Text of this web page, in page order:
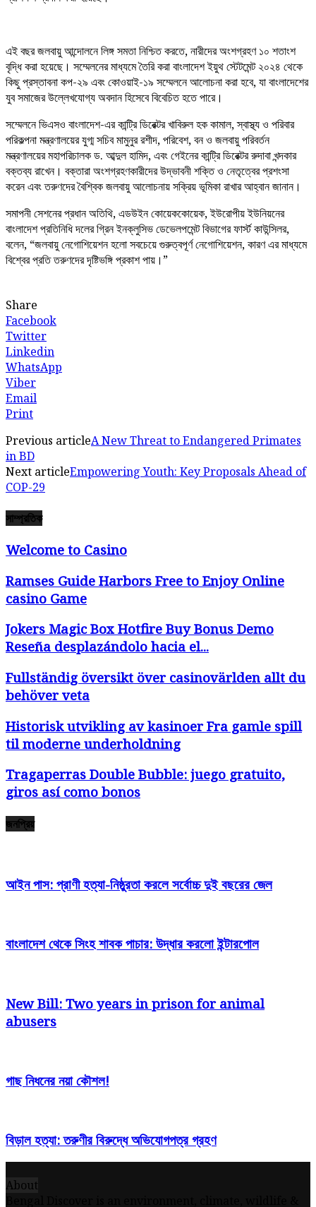
এই বছর জলবায়ু আন্দোলনে লিঙ্গ সমতা নিশ্চিত করতে, নারীদের অংশগ্রহণ ১০ শতাংশ
বৃদ্ধি করা হয়েছে। সম্মেলনের মাধ্যমে তৈরি করা বাংলাদেশ ইয়ুথ স্টেটমেন্ট ২০২৪ থেকে
কিছু প্রস্তাবনা কপ-২৯ এবং কোওয়াই-১৯ সম্মেলনে আলোচনা করা হবে, যা বাংলাদেশের
যুব সমাজের উল্লেখযোগ্য অবদান হিসেবে বিবেচিত হতে পারে।
সম্মেলনে ভিএসও বাংলাদেশ-এর কান্ট্রি ডিরেক্টর খাবিরুল হক কামাল, স্বাস্থ্য ও পরিবার
পরিকল্পনা মন্ত্রণালয়ের যুগ্ম সচিব মামুনুর রশীদ, পরিবেশ, বন ও জলবায়ু পরিবর্তন
মন্ত্রণালয়ের মহাপরিচালক ড. আব্দুল হামিদ, এবং গেইনের কান্ট্রি ডিরেক্টর রুদাবা খন্দকার
বক্তব্য রাখেন। বক্তারা অংশগ্রহণকারীদের উদ্ভাবনী শক্তি ও নেতৃত্বের প্রশংসা
করেন এবং তরুণদের বৈশ্বিক জলবায়ু আলোচনায় সক্রিয় ভূমিকা রাখার আহ্বান জানান।
সমাপনী সেশনের প্রধান অতিথি, এডউইন কোয়েককোয়েক, ইউরোপীয় ইউনিয়নের
বাংলাদেশ প্রতিনিধি দলের গ্রিন ইনক্লুসিভ ডেভেলপমেন্ট বিভাগের ফার্স্ট কাউন্সিলর,
বলেন, “জলবায়ু নেগোশিয়েশন হলো সবচেয়ে গুরুত্বপূর্ণ নেগোশিয়েশন, কারণ এর মাধ্যমে
বিশ্বের প্রতি তরুণদের দৃষ্টিভঙ্গি প্রকাশ পায়।”
Share
Facebook
Twitter
Linkedin
WhatsApp
Viber
Email
Print
Previous articleA New Threat to Endangered Primates
in BD
Next articleEmpowering Youth: Key Proposals Ahead of
COP-29
সাম্প্রতিক
Welcome to Casino
Ramses Guide Harbors Free to Enjoy Online
casino Game
Jokers Magic Box Hotfire Buy Bonus Demo
Reseña desplazándolo hacia el...
Fullständig översikt över casinovärlden allt du
behöver veta
Historisk utvikling av kasinoer Fra gamle spill
til moderne underholdning
Tragaperras Double Bubble: juego gratuito,
giros así­ como bonos
জনপ্রিয়
আইন পাস: প্রাণী হত্যা-নিষ্ঠুরতা করলে সর্বোচ্চ দুই বছরের জেল
বাংলাদেশ থেকে সিংহ শাবক পাচার: উদ্ধার করলো ইন্টারপোল
New Bill: Two years in prison for animal
abusers
গাছ নিধনের নয়া কৌশল!
বিড়াল হত্যা: তরুণীর বিরুদ্ধে অভিযোগপত্র গ্রহণ
About